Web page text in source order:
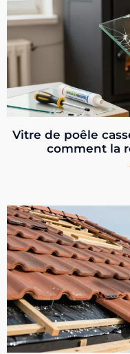
Vitre de poêle
comment la